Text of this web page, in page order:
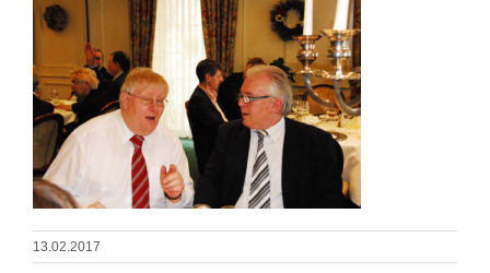
13.02.2017